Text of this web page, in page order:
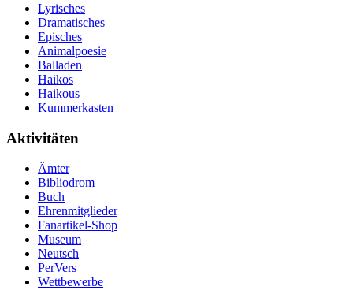
Lyrisches
Dramatisches
Episches
Animalpoesie
Balladen
Haikos
Haikous
Kummerkasten
Aktivitäten
Ämter
Bibliodrom
Buch
Ehrenmitglieder
Fanartikel-Shop
Museum
Neutsch
PerVers
Wettbewerbe